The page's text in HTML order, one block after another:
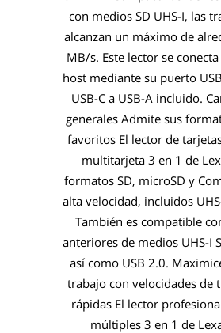
con medios SD UHS-I, las
alcanzan un máximo de
MB/s. Este lector se
host mediante su puerto
USB-C a USB-A incluido.
generales Admite sus
favoritos El lector de
multitarjeta 3 en 1 de
formatos SD, microSD y
alta velocidad, incluidos
También es compatible
anteriores de medios UHS-I
así como USB 2.0.
trabajo con velocidades de
rápidas El lector
múltiples 3 en 1 de